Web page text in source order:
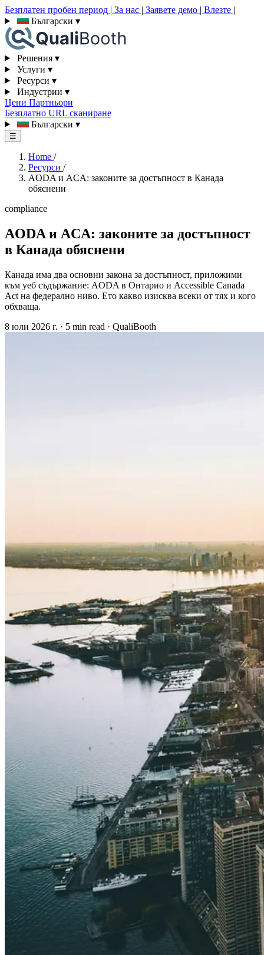
Безплатен пробен период | За нас | Заявете демо | Влезте |
Български ▾
Решения ▾
Услуги ▾
Ресурси ▾
Индустрии ▾
Цени Партньори
Безплатно URL сканиране
Български ▾
☰
Home /
Ресурси /
AODA и ACA: законите за достъпност в Канада
обяснени
compliance
AODA и ACA: законите за достъпност
в Канада обяснени
Канада има два основни закона за достъпност, приложими
към уеб съдържание: AODA в Онтарио и Accessible Canada
Act на федерално ниво. Ето какво изисква всеки от тях и кого
обхваща.
8 юли 2026 г. · 5 min read · QualiBooth